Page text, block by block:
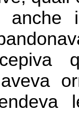
anche
aveva